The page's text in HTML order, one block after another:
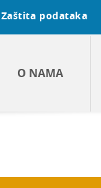
Zaštita podataka
O NAMA